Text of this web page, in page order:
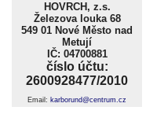
HOVRCH, z.s.
Železova louka 68
549 01 Nové Město nad
Metují
IČ: 04700881
číslo účtu:
2600928477/2010
Email: karborund@centrum.cz